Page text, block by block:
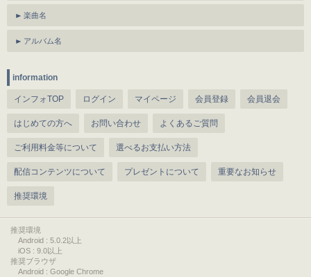
楽曲名
アルバム名
information
インフォTOP ログイン マイページ 会員登録 会員退会
はじめての方へ お問い合わせ よくあるご質問
ご利用料金等について 選べるお支払い方法
配信コンテンツについて プレゼントについて 重要なお知らせ
推奨環境
推奨環境
Android : 5.0.2以上
iOS : 9.0以上
推奨ブラウザ
Android : Google Chrome